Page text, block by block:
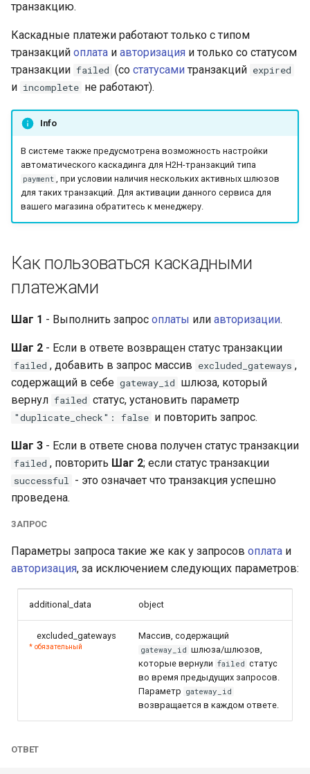
и
я
п
о
и
с
API version 3
Коды ошибок
КРОК
МТС Деньги
NetBanking
ЧАСТКАМI (онлайн-
кредит Паритетбанк)
PayU
Pix
QIWI Кошелек
Прием платежей
терминалы QIWI
SberPay
Система Быстрых
Платежей (SBP)
Кастомизация
виджета и платежной
данными из веб-
Перенаправление
клиента на страницу
магазина
Telegram bot bePaid
Проверка KYC данных
Верификация
персональных данных
держателей карт
Языки платежной
страницы и
уведомлений
Параметры секции
smart_routing_verification
Параметры с
информацией о продаже
Архив изменений
транзакцию.
Каскадные платежи работают только с типом
транзакций оплата и авторизация и только со статусом
транзакции failed (со статусами транзакций expired
и incomplete не работают).
Info
В системе также предусмотрена возможность настройки
автоматического каскадинга для H2H-транзакций типа
payment , при условии наличия нескольких активных шлюзов
для таких транзакций. Для активации данного сервиса для
вашего магазина обратитесь к менеджеру.
Как пользоваться каскадными
платежами
Шаг 1 - Выполнить запрос оплаты или авторизации.
Шаг 2 - Если в ответе возвращен статус транзакции
failed , добавить в запрос массив excluded_gateways ,
содержащий в себе gateway_id шлюза, который
вернул failed статус, установить параметр
"duplicate_check": false и повторить запрос.
Шаг 3 - Если в ответе снова получен статус транзакции
failed , повторить Шаг 2; если статус транзакции
successful - это означает что транзакция успешно
проведена.
ЗАПРОС
Параметры запроса такие же как у запросов оплата и
авторизация, за исключением следующих параметров:
additional_data object
excluded_gateways
* обязательный
Массив, содержащий
gateway_id шлюза/шлюзов,
которые вернули failed статус
во время предыдущих запросов.
Параметр gateway_id
возвращается в каждом ответе.
ОТВЕТ